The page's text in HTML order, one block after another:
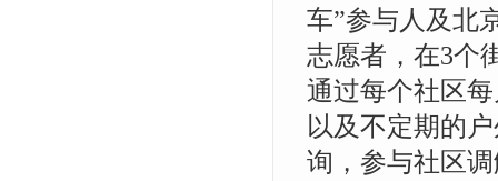
车”参与人及北
志愿者，在3个
通过每个社区
以及不定期的
询，参与社区